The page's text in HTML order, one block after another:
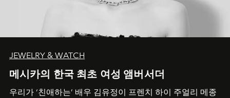
JEWELRY & WATCH
메시카의 한국 최초 여성 앰버서더
우리가 ‘친애하는’ 배우 김유정이 프렌치 하이 주얼리 메종